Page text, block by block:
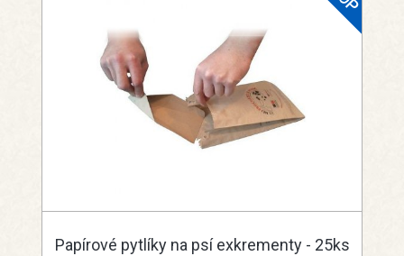
Papírové pytlíky na psí exkrementy - 25ks